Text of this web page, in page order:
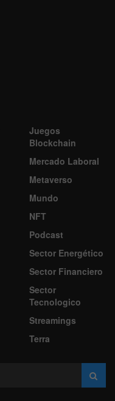
Juegos
Blockchain
Mercado Laboral
Metaverso
Mundo
NFT
Podcast
Sector Energético
Sector Financiero
Sector
Tecnologico
Streamings
Terra